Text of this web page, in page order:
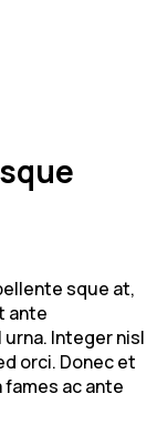
sque at,
ante
Integer nisl
orci. Donec et
ac ante